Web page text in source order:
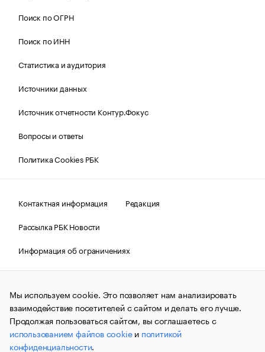
Поиск по ОГРН
Поиск по ИНН
Статистика и аудитория
Источники данных
Источник отчетности Контур.Фокус
Вопросы и ответы
Политика Cookies РБК
Контактная информация
Редакция
Рассылка РБК Новости
Информация об ограничениях
Правовая информация
О соблюдении авторских прав
© АО «РОСБИЗНЕСКОНСАЛТИНГ»,1995–2026.Сообщения
и материалы информационного агентства «РБК»
(зарегистрировано Федеральной службой по надзору в сфере
связи, информационных технологий и массовых
коммуникаций (Роскомнадзор) 09.12.2015 за номером ИА
№ФС77-63848) сопровождаются пометкой «РБК». Отдельные
Мы используем cookie. Это позволяет нам анализировать
взаимодействие посетителей с сайтом и делать его лучше.
Продолжая пользоваться сайтом, вы соглашаетесь с
использованием файлов cookieи политикой
конфиденциальности.